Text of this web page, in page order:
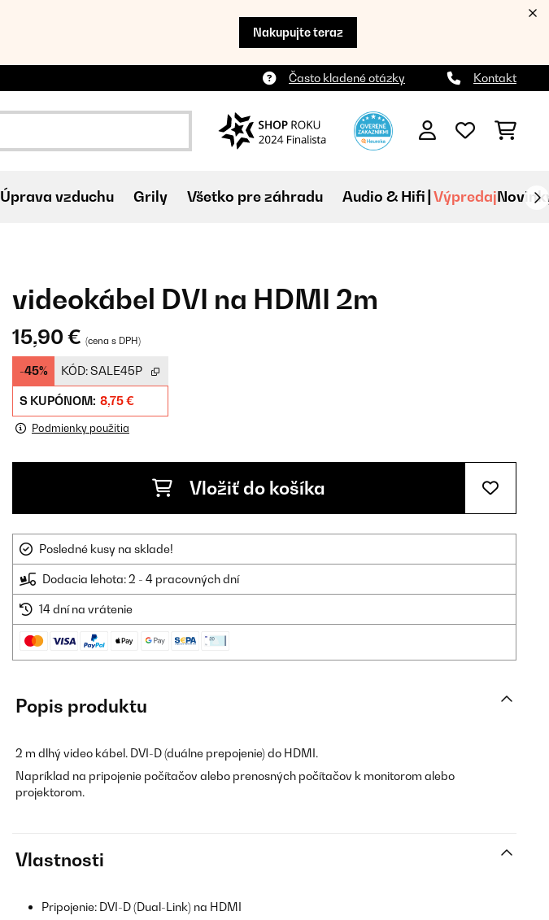
Nakupujte teraz
Často kladené otázky Kontakt
Úprava vzduchu Grily Všetko pre záhradu Audio & Hifi Výpredaj
videokábel DVI na HDMI 2m
15,90 € (cena s DPH)
-45% KÓD:SALE45P
S KUPÓNOM: 8,75 €
Podmienky použitia
Vložiť do košíka
Posledné kusy na sklade!
Dodacia lehota: 2 - 4 pracovných dní
14 dní na vrátenie
Popis produktu
2 m dlhý video kábel. DVI-D (duálne prepojenie) do HDMI.
Napríklad na pripojenie počítačov alebo prenosných počítačov k monitorom alebo
projektorom.
Vlastnosti
Pripojenie: DVI-D (Dual-Link) na HDMI